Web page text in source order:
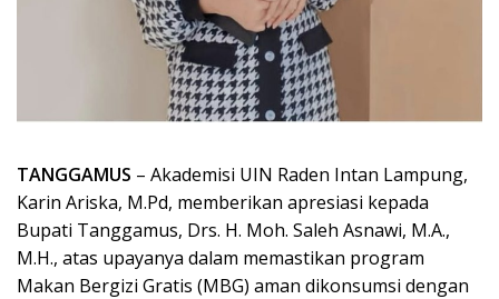
TANGGAMUS – Akademisi UIN Raden Intan Lampung,
Karin Ariska, M.Pd, memberikan apresiasi kepada
Bupati Tanggamus, Drs. H. Moh. Saleh Asnawi, M.A.,
M.H., atas upayanya dalam memastikan program
Makan Bergizi Gratis (MBG) aman dikonsumsi dengan